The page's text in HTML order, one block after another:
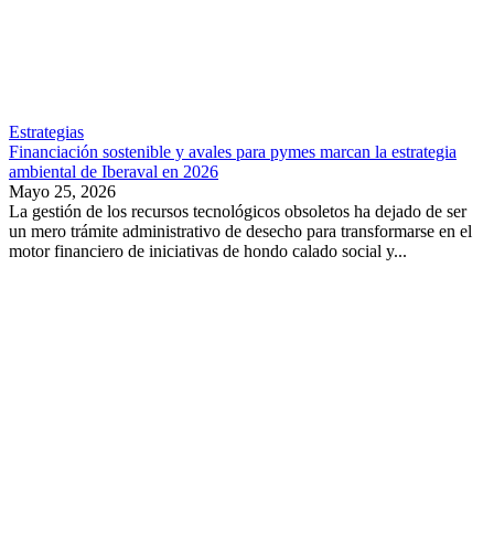
Estrategias
Financiación sostenible y avales para pymes marcan la estrategia
ambiental de Iberaval en 2026
Mayo 25, 2026
La gestión de los recursos tecnológicos obsoletos ha dejado de ser
un mero trámite administrativo de desecho para transformarse en el
motor financiero de iniciativas de hondo calado social y...